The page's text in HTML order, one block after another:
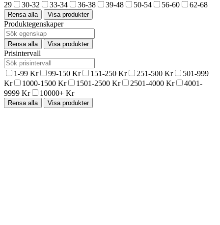
29
30-32 33-34 36-38 39-48 50-54 56-60 62-68
Rensa alla Visa produkter
Produktegenskaper
Rensa alla Visa produkter
Prisintervall
1-99 Kr 99-150 Kr 151-250 Kr 251-500 Kr
501-999
Kr
1000-1500 Kr 1501-2500 Kr 2501-4000 Kr
4001-
9999 Kr
10000+ Kr
Rensa alla Visa produkter